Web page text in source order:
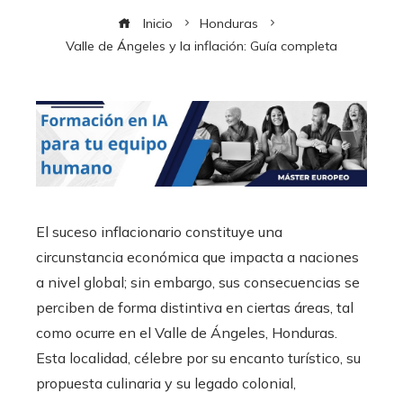
Inicio
Honduras
Valle de Ángeles y la inflación: Guía completa
El suceso inflacionario constituye una
circunstancia económica que impacta a naciones
a nivel global; sin embargo, sus consecuencias se
perciben de forma distintiva en ciertas áreas, tal
como ocurre en el Valle de Ángeles, Honduras.
Esta localidad, célebre por su encanto turístico, su
propuesta culinaria y su legado colonial,